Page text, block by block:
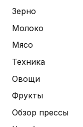
Зерно
Молоко
Мясо
Техника
Овощи
Фрукты
Обзор прессы